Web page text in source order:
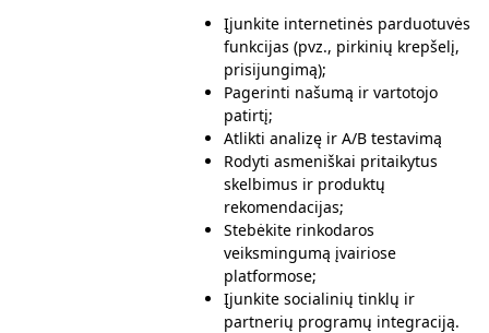
Įjunkite internetinės parduotuvės
funkcijas (pvz., pirkinių krepšelį,
prisijungimą);
Pagerinti našumą ir vartotojo
patirtį;
Atlikti analizę ir A/B testavimą
Rodyti asmeniškai pritaikytus
skelbimus ir produktų
rekomendacijas;
Stebėkite rinkodaros
veiksmingumą įvairiose
platformose;
Įjunkite socialinių tinklų ir
partnerių programų integraciją.